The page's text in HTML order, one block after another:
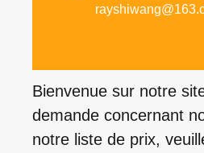
Bienvenue sur notre
demande concernant
notre liste de prix,